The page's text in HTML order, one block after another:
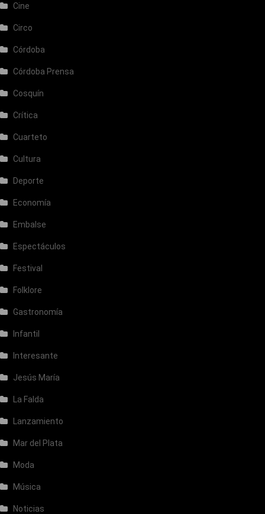
Cine
Circo
Córdoba
Córdoba Prensa
Cosquín
Crítica
Cuarteto
Cultura
Deporte
Economía
Embalse
Espectáculos
Festival
Folklore
Gastronomía
Infantil
Interesante
Jesús María
La Falda
Lanzamiento
Mar del Plata
Moda
Música
Noticias